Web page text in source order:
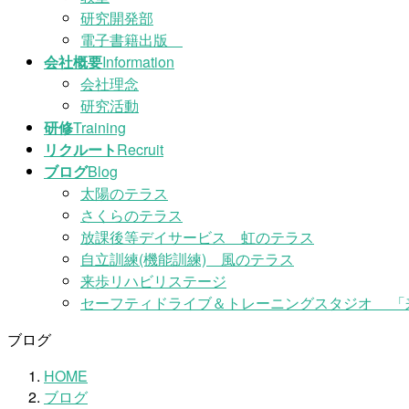
研究開発部
電子書籍出版
会社概要Information
会社理念
研究活動
研修Training
リクルートRecruit
ブログBlog
太陽のテラス
さくらのテラス
放課後等デイサービス 虹のテラス
自立訓練(機能訓練) 風のテラス
来歩リハビリステージ
セーフティドライブ＆トレーニングスタジオ 「
ブログ
HOME
ブログ